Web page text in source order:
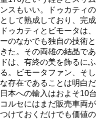
ンスもいい。ドゥカティ
として熟成しており、完
ドゥカティとビモータは
ーのなかでも独自の技術
きた。その両雄の結晶で
ドは、有終の美を飾るに
る。ビモータファン、そ
な存在であることは明白だ
日本への輸入はおよそ10
コルセにはまだ販売車両
つけておくだけでも価値の